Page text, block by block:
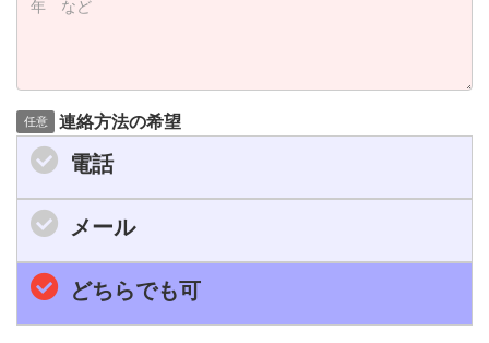
任意 連絡方法の希望
電話
メール
どちらでも可